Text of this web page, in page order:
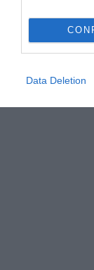
Data Deletion
utóbbi napokban